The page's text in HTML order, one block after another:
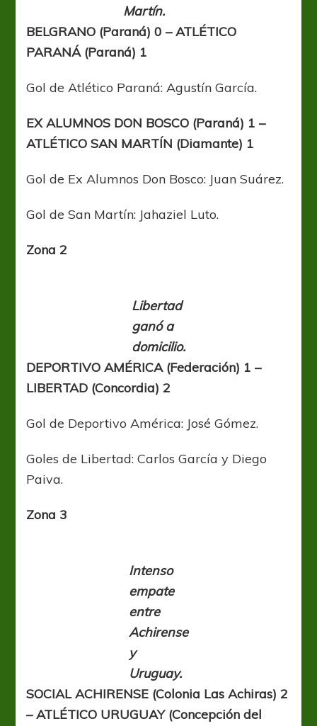
Martín.
BELGRANO (Paraná) 0 – ATLÉTICO
PARANÁ (Paraná) 1
Gol de Atlético Paraná: Agustín García.
EX ALUMNOS DON BOSCO (Paraná) 1 –
ATLÉTICO SAN MARTÍN (Diamante) 1
Gol de Ex Alumnos Don Bosco: Juan Suárez.
Gol de San Martín: Jahaziel Luto.
Zona 2
Libertad
ganó a
domicilio.
DEPORTIVO AMÉRICA (Federación) 1 –
LIBERTAD (Concordia) 2
Gol de Deportivo América: José Gómez.
Goles de Libertad: Carlos García y Diego
Paiva.
Zona 3
Intenso
empate
entre
Achirense
y
Uruguay.
SOCIAL ACHIRENSE (Colonia Las Achiras) 2
– ATLÉTICO URUGUAY (Concepción del